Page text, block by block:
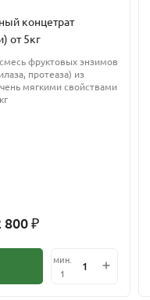
концетрат
от 5кг
фруктовых энзимов
протеаза) из
мягкими свойствами
800 ₽
мин.
1